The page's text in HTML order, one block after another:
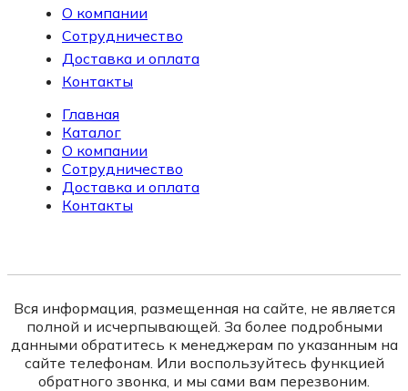
О компании
Сотрудничество
Доставка и оплата
Контакты
Главная
Каталог
О компании
Сотрудничество
Доставка и оплата
Контакты
Вся информация, размещенная на сайте, не является
полной и исчерпывающей. За более подробными
данными обратитесь к менеджерам по указанным на
сайте телефонам. Или воспользуйтесь функцией
обратного звонка, и мы сами вам перезвоним.